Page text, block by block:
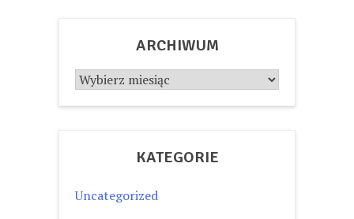
ARCHIWUM
Archiwum
KATEGORIE
Uncategorized